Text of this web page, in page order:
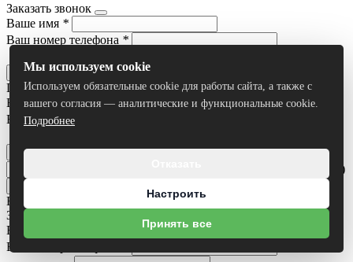
Заказать звонок
Ваше имя *
Ваш номер телефона *
Отправить
Получить консультацию
Ваше имя*
Ваш номер телефона
Отправить
Умный поиск(тестовый режим)
Все результаты
Задать вопрос
Ваше имя
Ваш номер телефона
Мы используем cookie
Используем обязательные cookie для работы сайта, а также с
вашего согласия — аналитические и функциональные cookie.
Подробнее
Настроить
Принять все